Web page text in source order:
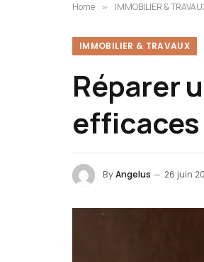
Home » IMMOBILIER &
IMMOBILIER & TRAVAUX
Réparer
efficaces
ByAngelus 26 juin